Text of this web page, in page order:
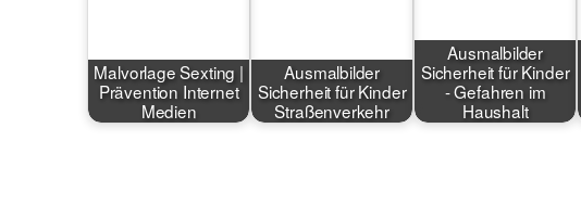
Malvorlage Sexting |
Prävention Internet
Medien
Ausmalbilder
Sicherheit für Kinder
Straßenverkehr
Ausmalbilder
Sicherheit für Kinder
- Gefahren im
Haushalt